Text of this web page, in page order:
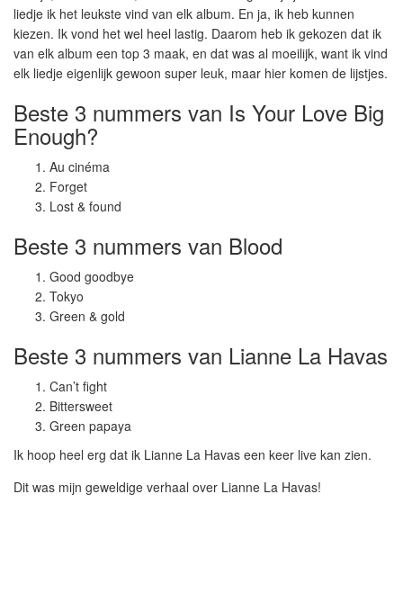
liedje ik het leukste vind van elk album. En ja, ik heb kunnen
kiezen. Ik vond het wel heel lastig. Daarom heb ik gekozen dat ik
van elk album een top 3 maak, en dat was al moeilijk, want ik vind
elk liedje eigenlijk gewoon super leuk, maar hier komen de lijstjes.
Beste 3 nummers van Is Your Love Big
Enough?
Au cinéma
Forget
Lost & found
Beste 3 nummers van Blood
Good goodbye
Tokyo
Green & gold
Beste 3 nummers van Lianne La Havas
Can’t fight
Bittersweet
Green papaya
Ik hoop heel erg dat ik Lianne La Havas een keer live kan zien.
Dit was mijn geweldige verhaal over Lianne La Havas!